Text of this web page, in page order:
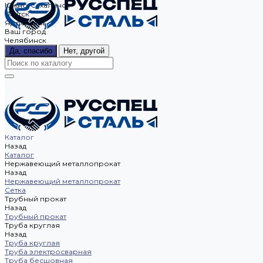
Южно-Сахалинск
Якутск
Ярославль
Ваш город
Челябинск
Да, спасибо
Нет, другой
Каталог
Назад
Каталог
Нержавеющий металлопрокат
Назад
Нержавеющий металлопрокат
Сетка
Трубный прокат
Назад
Трубный прокат
Труба круглая
Назад
Труба круглая
Труба электросварная
Труба бесшовная